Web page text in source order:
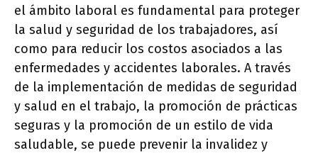
el ámbito laboral es fundamental para proteger
la salud y seguridad de los trabajadores, así
como para reducir los costos asociados a las
enfermedades y accidentes laborales. A través
de la implementación de medidas de seguridad
y salud en el trabajo, la promoción de prácticas
seguras y la promoción de un estilo de vida
saludable, se puede prevenir la invalidez y